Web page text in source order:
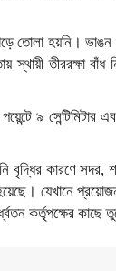
তোলা হয়নি।
স্থায়ী তীররক্ষা বাঁধ
৯ সেন্টিমিটার
বৃদ্ধির কারণে সদর,
যেখানে
কর্তৃপক্ষের কাছে